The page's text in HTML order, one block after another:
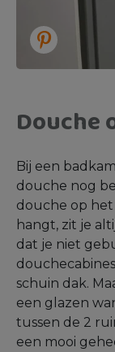
Douche
Bij een
douche nog
douche op
hangt, zit je
dat je niet
schuin dak.
een glazen
tussen de 2
een mooi